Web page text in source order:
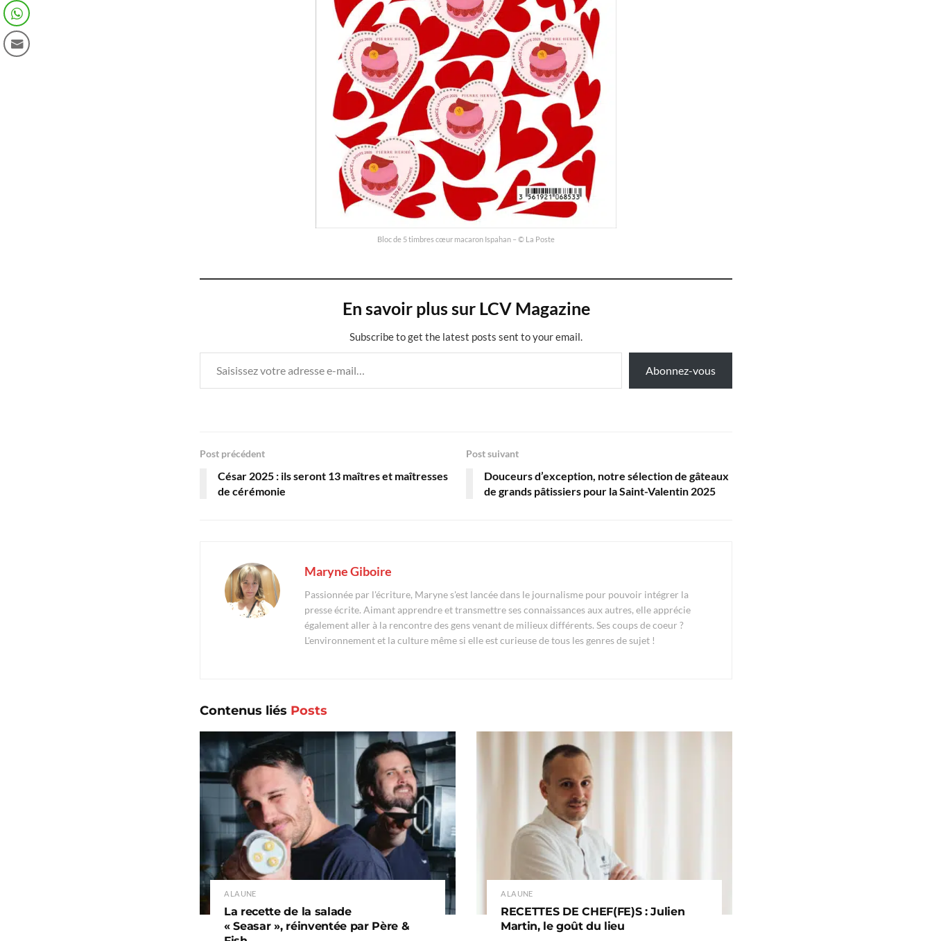
Bloc de 5 timbres cœur macaron Ispahan – © La Poste
En savoir plus sur LCV Magazine
Subscribe to get the latest posts sent to your email.
Saisissez votre adresse e-mail…
Abonnez-vous
Post précédent
César 2025 : ils seront 13 maîtres et maîtresses
de cérémonie
Post suivant
Douceurs d’exception, notre sélection de gâteaux
de grands pâtissiers pour la Saint-Valentin 2025
Maryne Giboire
Passionnée par l'écriture, Maryne s'est lancée dans le journalisme pour pouvoir intégrer la
presse écrite. Aimant apprendre et transmettre ses connaissances aux autres, elle apprécie
également aller à la rencontre des gens venant de milieux différents. Ses coups de coeur ?
L'environnement et la culture même si elle est curieuse de tous les genres de sujet !
Contenus liés Posts
A LA UNE
La recette de la salade
« Seasar », réinventée par Père &
A LA UNE
RECETTES DE CHEF(FE)S : Julien
Martin, le goût du lieu